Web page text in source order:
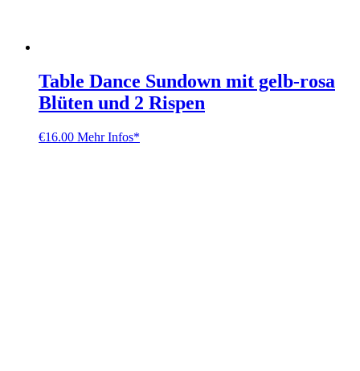
Table Dance Sundown mit gelb-rosa
Blüten und 2 Rispen
€16.00 Mehr Infos*